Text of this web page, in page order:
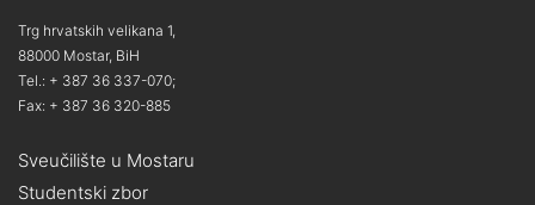
Trg hrvatskih velikana 1,
88000 Mostar, BiH
Tel.: + 387 36 337-070;
Fax: + 387 36 320-885
Sveučilište u Mostaru
Studentski zbor